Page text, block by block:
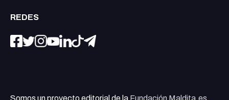
REDES
Somos un proyecto editorial de la Fundación Maldita.es,